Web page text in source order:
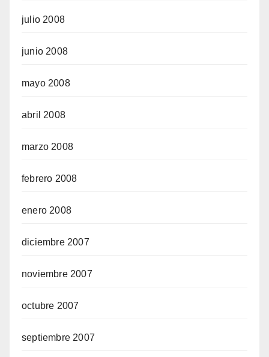
julio 2008
junio 2008
mayo 2008
abril 2008
marzo 2008
febrero 2008
enero 2008
diciembre 2007
noviembre 2007
octubre 2007
septiembre 2007